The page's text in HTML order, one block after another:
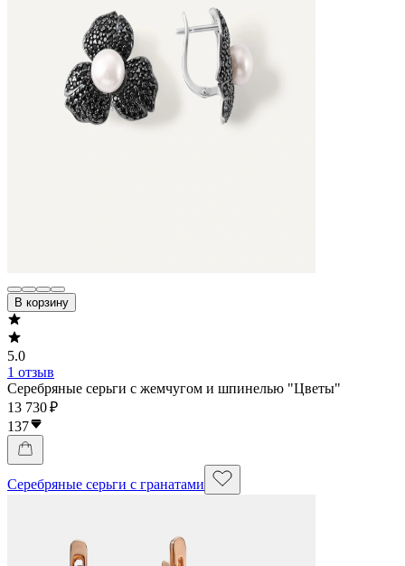
В корзину
5.0
1 отзыв
Серебряные серьги с жемчугом и шпинелью "Цветы"
13 730 ₽
137
Серебряные серьги с гранатами